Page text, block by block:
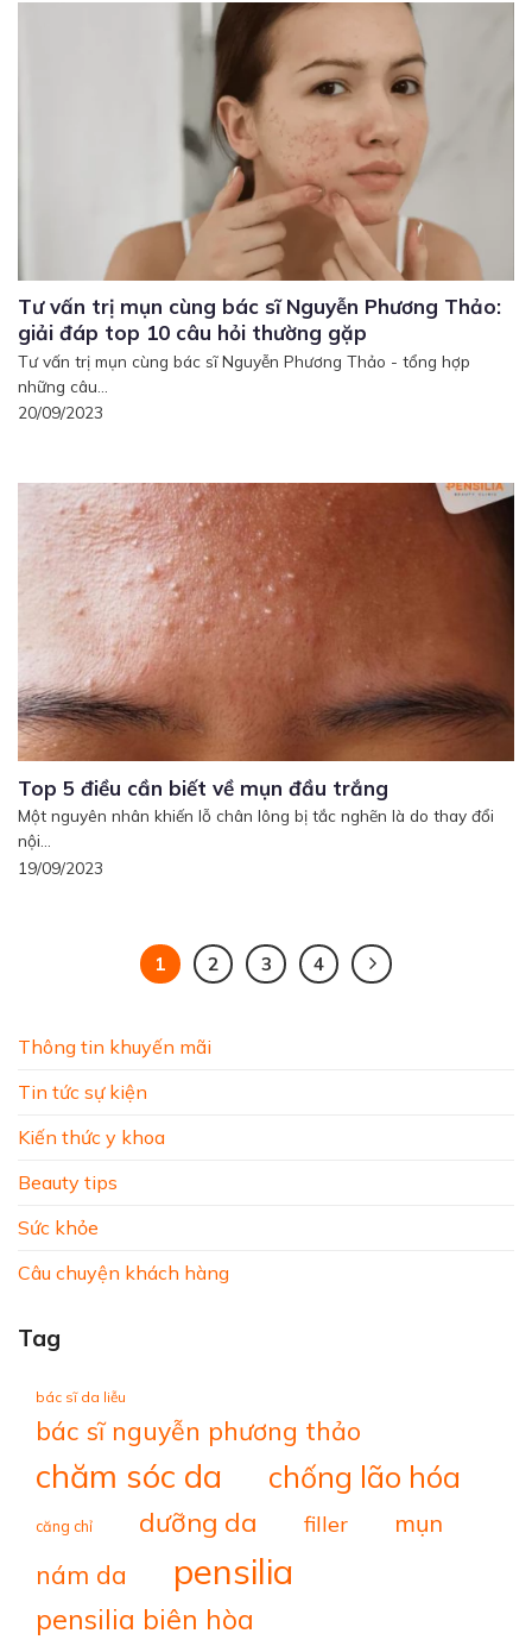
Thông tin khuyến mãi
Tin tức sự kiện
Kiến thức y khoa
Beauty tips
Sức khỏe
Câu chuyện khách hàng
Tag
bác sĩ da liễu
bác sĩ nguyễn phương thảo
chăm sóc da chống lão hóa
căng chỉ dưỡng da filler mụn
nám da pensilia
pensilia biên hòa
Tư vấn trị mụn cùng bác sĩ Nguyễn Phương Thảo:
giải đáp top 10 câu hỏi thường gặp
Tư vấn trị mụn cùng bác sĩ Nguyễn Phương Thảo - tổng hợp
những câu...
20/09/2023
Top 5 điều cần biết về mụn đầu trắng
Một nguyên nhân khiến lỗ chân lông bị tắc nghẽn là do thay đổi
nội...
19/09/2023
1 2 3 4